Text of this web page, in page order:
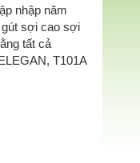
nhập năm
sợi cao sợi
tất cả
T101A